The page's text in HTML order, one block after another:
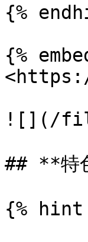
{%
{%
![](/
## **
{%